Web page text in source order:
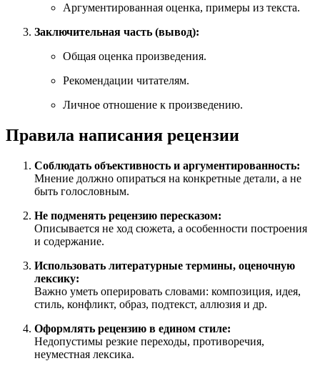
Аргументированная оценка, примеры из текста.
Заключительная часть (вывод):
Общая оценка произведения.
Рекомендации читателям.
Личное отношение к произведению.
Правила написания рецензии
Соблюдать объективность и аргументированность:
Мнение должно опираться на конкретные детали, а не
быть голословным.
Не подменять рецензию пересказом:
Описывается не ход сюжета, а особенности построения
и содержание.
Использовать литературные термины, оценочную
лексику:
Важно уметь оперировать словами: композиция, идея,
стиль, конфликт, образ, подтекст, аллюзия и др.
Оформлять рецензию в едином стиле:
Недопустимы резкие переходы, противоречия,
неуместная лексика.